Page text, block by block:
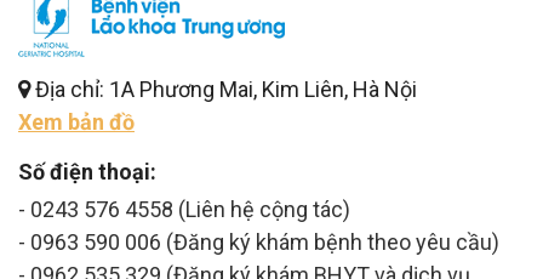
Địa chỉ: 1A Phương Mai, Kim Liên, Hà Nội
Xem bản đồ
Số điện thoại:
- 0243 576 4558 (Liên hệ cộng tác)
- 0963 590 006 (Đăng ký khám bệnh theo yêu cầu)